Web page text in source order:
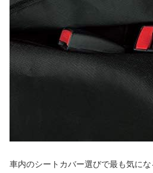
車内のシートカバー選びで最も気に